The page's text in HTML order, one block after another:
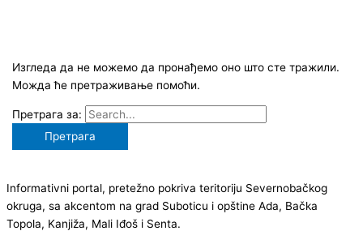
Изгледа да не можемо да пронађемо оно што сте тражили.
Можда ће претраживање помоћи.
Претрага за:
Informativni portal, pretežno pokriva teritoriju Severnobačkog
okruga, sa akcentom na grad Suboticu i opštine Ada, Bačka
Topola, Kanjiža, Mali Iđoš i Senta.